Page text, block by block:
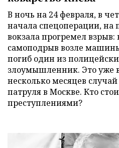
В ночь на 24 февраля, в
начала спецоперации, на
вокзала прогремел
самоподрыв возле
погиб один из
злоумышленник. Это уже
несколько месяцев
патруля в Москве. Кто
преступлениями?